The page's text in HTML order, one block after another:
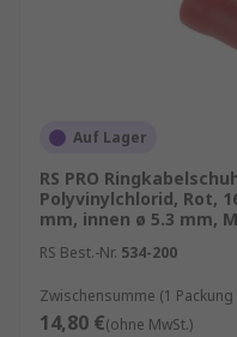
Auf Lager
RS PRO
Polyvinylchlorid, Rot,
mm, innen ø 5.3 mm,
RS Best.-Nr. 534-200
Zwischensumme (1 Packung
14,80 €(ohne MwSt.)